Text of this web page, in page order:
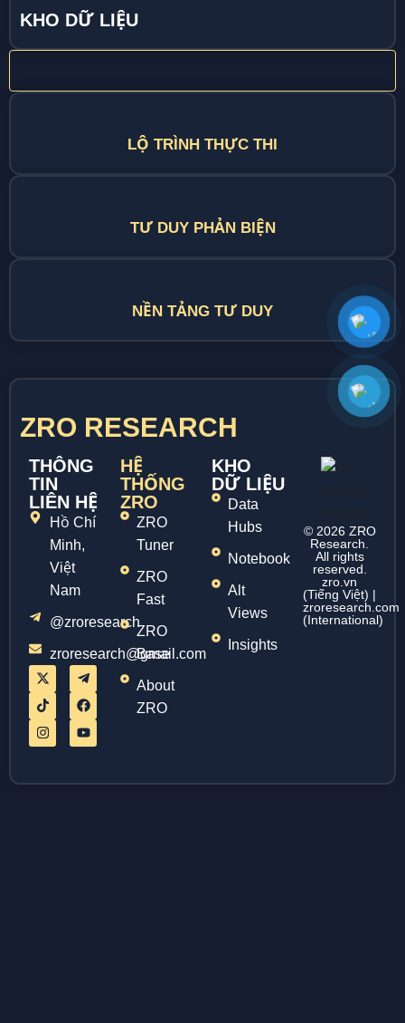
KHO DỮ LIỆU
LỘ TRÌNH THỰC THI
TƯ DUY PHẢN BIỆN
NỀN TẢNG TƯ DUY
ZRO RESEARCH
THÔNG
TIN
LIÊN HỆ
Hồ Chí
Minh,
Việt
Nam
@zroresearch
zroresearch@gmail.com
HỆ
THỐNG
ZRO
ZRO
Tuner
ZRO
Fast
ZRO
Base
About
ZRO
KHO
DỮ LIỆU
Data
Hubs
Notebook
Alt
Views
Insights
© 2026 ZRO
Research.
All rights
reserved.
zro.vn
(Tiếng Việt) |
zroresearch.com
(International)